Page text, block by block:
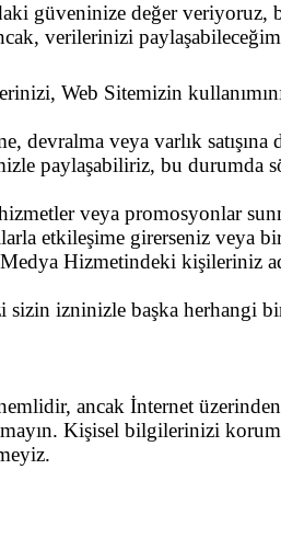
güveninize değer veriyoruz,
verilerinizi
Web Sitemizin
devralma veya varlık
paylaşabiliriz, bu durumda
veya promosyonlar
etkileşime girerseniz veya
Hizmetindeki kişileriniz
izninizle başka herhangi
ancak İnternet
Kişisel bilgilerinizi